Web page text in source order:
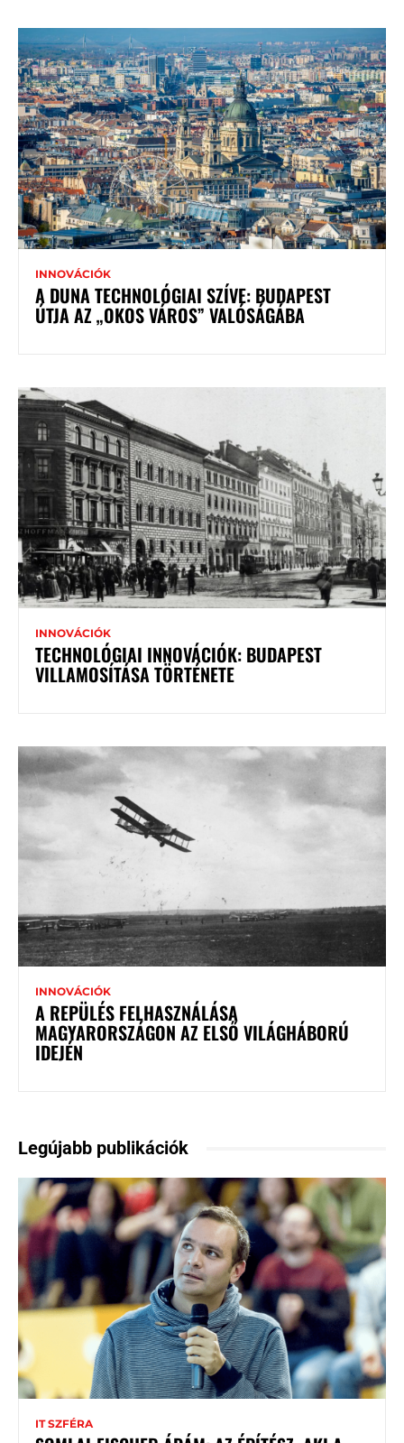
INNOVÁCIÓK
A DUNA TECHNOLÓGIAI SZÍVE: BUDAPEST
ÚTJA AZ „OKOS VÁROS” VALÓSÁGÁBA
INNOVÁCIÓK
TECHNOLÓGIAI INNOVÁCIÓK: BUDAPEST
VILLAMOSÍTÁSA TÖRTÉNETE
INNOVÁCIÓK
A REPÜLÉS FELHASZNÁLÁSA
MAGYARORSZÁGON AZ ELSŐ VILÁGHÁBORÚ
IDEJÉN
Legújabb publikációk
IT SZFÉRA